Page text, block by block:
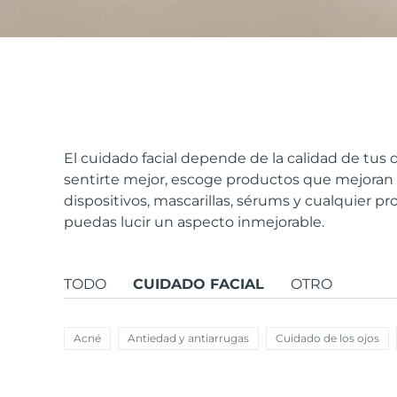
El cuidado facial depende de la calidad de tus
sentirte mejor, escoge productos que
dispositivos, mascarillas, sérums y cualquier
puedas lucir un aspecto inmejorable.
TODO CUIDADO FACIAL OTRO
Acné Antiedad y antiarrugas Cuidado de los ojos
FAQ™ Dual LED Panel
POPULAR